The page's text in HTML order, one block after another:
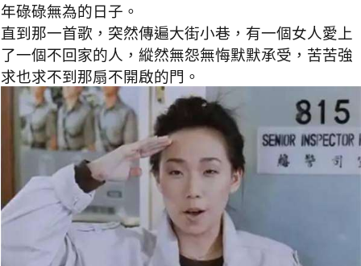
年碌碌無為的日子。
直到那一首歌，突然傳遍大街小巷，有一個女人愛上
了一個不回家的人，縱然無怨無悔默默承受，苦苦強
求也求不到那扇不開啟的門。